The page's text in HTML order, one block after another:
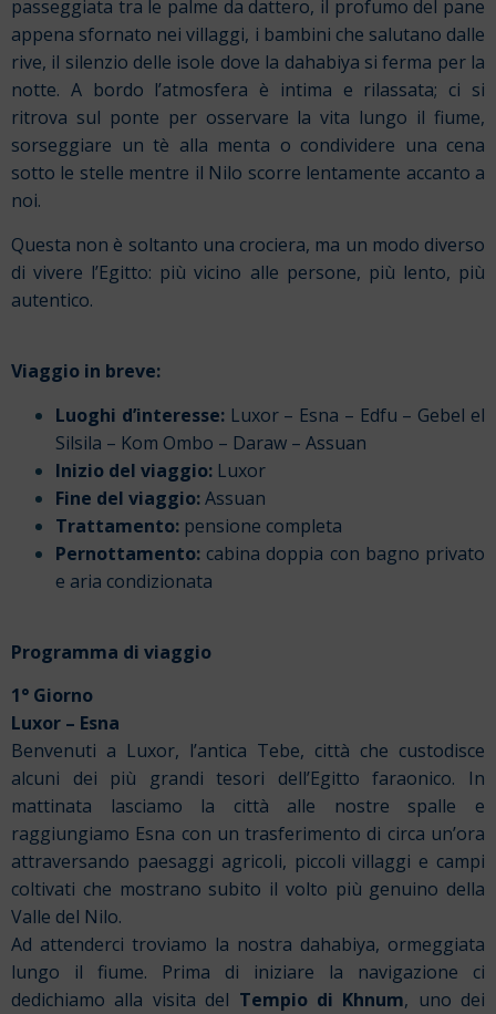
passeggiata tra le palme da dattero, il profumo del pane
appena sfornato nei villaggi, i bambini che salutano dalle
rive, il silenzio delle isole dove la dahabiya si ferma per la
notte. A bordo l’atmosfera è intima e rilassata; ci si
ritrova sul ponte per osservare la vita lungo il fiume,
sorseggiare un tè alla menta o condividere una cena
sotto le stelle mentre il Nilo scorre lentamente accanto a
noi.
Questa non è soltanto una crociera, ma un modo diverso
di vivere l’Egitto: più vicino alle persone, più lento, più
autentico.
Viaggio in breve:
Luoghi d’interesse: Luxor – Esna – Edfu – Gebel el
Silsila – Kom Ombo – Daraw – Assuan
Inizio del viaggio: Luxor
Fine del viaggio:Assuan
Trattamento: pensione completa
Pernottamento: cabina doppia con bagno privato
e aria condizionata
Programma di viaggio
1° Giorno
Luxor – Esna
Benvenuti a Luxor, l’antica Tebe, città che custodisce
alcuni dei più grandi tesori dell’Egitto faraonico. In
mattinata lasciamo la città alle nostre spalle e
raggiungiamo Esna con un trasferimento di circa un’ora
attraversando paesaggi agricoli, piccoli villaggi e campi
coltivati che mostrano subito il volto più genuino della
Valle del Nilo.
Ad attenderci troviamo la nostra dahabiya, ormeggiata
lungo il fiume. Prima di iniziare la navigazione ci
dedichiamo alla visita del Tempio di Khnum, uno dei